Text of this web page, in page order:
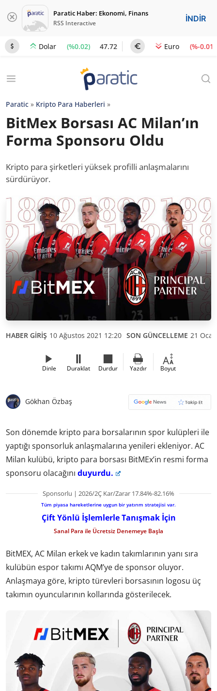
Paratic Haber: Ekonomi, Finans
RSS Interactive İNDİR
Dolar (%0.02) 47.72 Euro (%-0.01)
Paratic » Kripto Para Haberleri »
BitMex Borsası AC Milan’ın
Forma Sponsoru Oldu
Kripto para şirketleri yüksek profilli anlaşmalarını
sürdürüyor.
HABER GİRİŞ 10 Ağustos 2021 12:20 SON GÜNCELLEME 21
Dinle Duraklat Durdur Yazdır Boyut
Gökhan Özbaş
Son dönemde kripto para borsalarının spor kulüpleri ile
yaptığı sponsorluk anlaşmalarına yenileri ekleniyor. AC
Milan kulübü, kripto para borsası BitMEx’in resmi forma
sponsoru olacağını duyurdu.
Sponsorlu | 2026/2Ç Kar/Zarar 17.84%-82.16%
Tüm piyasa hareketlerine uygun bir yatırım stratejisi var.
Çift Yönlü İşlemlerle Tanışmak İçin
Sanal Para ile Ücretsiz Denemeye Başla
BitMEX, AC Milan erkek ve kadın takımlarının yanı sıra
kulübün espor takımı AQM’ye de sponsor oluyor.
Anlaşmaya göre, kripto türevleri borsasının logosu üç
takımın oyuncularının kollarında gösterilecek.